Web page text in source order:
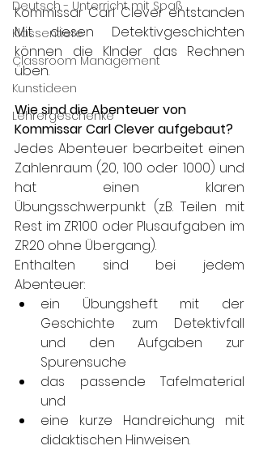
Deutsch - Unterricht mit Spaß
Klassentiere
Classroom Management
Kunstideen
Lehrergeschenke
Kommissar Carl Clever entstanden
Mit diesen Detektivgeschichten
können die KInder das Rechnen
üben.
Wie sind die Abenteuer von
Kommissar Carl Clever aufgebaut?
Jedes Abenteuer bearbeitet einen
Zahlenraum (20, 100 oder 1000) und
hat einen klaren
Übungsschwerpunkt (z.B. Teilen mit
Rest im ZR100 oder Plusaufgaben im
ZR20 ohne Übergang).
Enthalten sind bei jedem
Abenteuer:
ein Übungsheft mit der
Geschichte zum Detektivfall
und den Aufgaben zur
Spurensuche
das passende Tafelmaterial
und
eine kurze Handreichung mit
didaktischen Hinweisen.